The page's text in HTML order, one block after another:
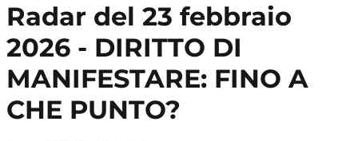
Radar del 23 febbraio
2026 - DIRITTO DI
MANIFESTARE: FINO A
CHE PUNTO?